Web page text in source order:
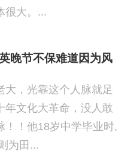
很大。...
晚节不保难道因为风
大，光靠这个人脉就足
年文化大革命，没人敢
！！他18岁中学毕业时,
为田...